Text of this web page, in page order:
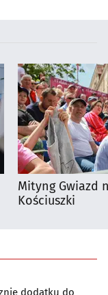
Mityng Gwiazd
Kościuszki